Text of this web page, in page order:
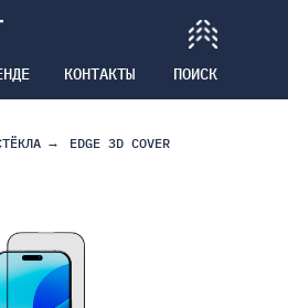
КОНТАКТЫ ПОИСК
→ EDGE 3D COVER